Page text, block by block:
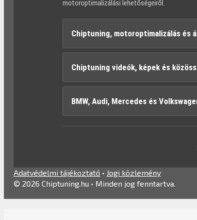
motoroptimalizálási lehetőségeiről.
Chiptuning, motoroptimalizálás és
Chiptuning videók, képek és
BMW, Audi, Mercedes és
Adatvédelmi tájékoztató • Jogi közlemény
© 2026 Chiptuning.hu • Minden jog fenntartva.